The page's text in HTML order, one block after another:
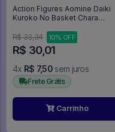
Action Figures Aomine Daiki
Kuroko No Basket Chara
R$ 33,34
10% OFF
R$ 30,01
4x R$ 7,50 sem juros
Frete Grátis
Carrinho